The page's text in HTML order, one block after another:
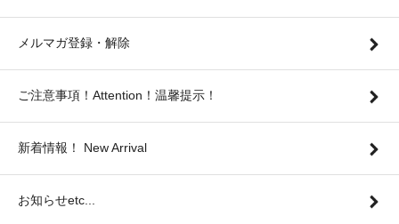
メルマガ登録・解除
ご注意事項！Attention！温馨提示！
新着情報！ New Arrival
お知らせetc...